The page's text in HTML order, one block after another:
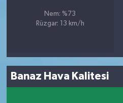
Nem: %73
Rüzgar: 13 km/h
Banaz Hava Kalitesi